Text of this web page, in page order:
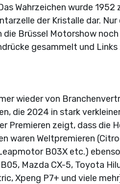
Wahrzeichen wurde 1952
der Kristalle dar. Nur
Brüssel Motorshow noch
gesammelt und
wieder von
die 2024 in stark
Premieren zeigt, dass die
waren Weltpremieren
B03X etc.)
Mazda CX-5, Toyota
Xpeng P7+ und viele